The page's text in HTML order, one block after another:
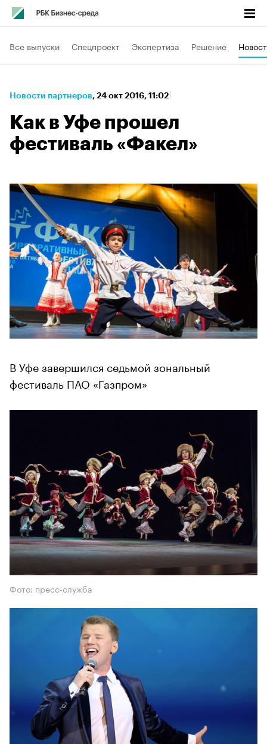
Все выпуски Спецпроект Экспертиза Решение
Новости партнеров⁠, 24 окт 2016, 11:02
Как в Уфе прошел
фестиваль «Факел»
В Уфе завершился седьмой зональный
фестиваль ПАО «Газпром»
Фото: пресс-служба